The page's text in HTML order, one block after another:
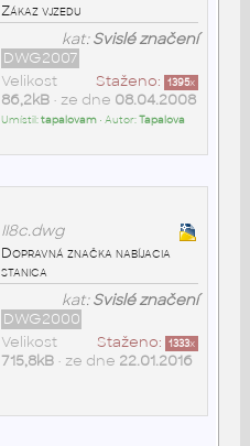
Zákaz vjzedu
kat:Svislé značení
DWG2007
Staženo: 1395x
Velikost
86,2kB• ze dne 08.04.2008
Umístil:tapalovam• Autor:Tapalova
II8c.dwg
Dopravná značka nabíjacia
stanica
kat:Svislé značení
DWG2000
Staženo: 1333x
Velikost
715,8kB• ze dne 22.01.2016